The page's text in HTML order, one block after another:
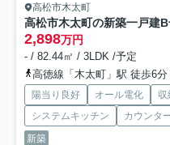
高松市木太町
高松市木太町の新築一戸建
2,898万円
- / 82.44㎡ / 3LDK /予定
高徳線「木太町」駅 徒歩6分
陽当り良好 オール電化 収
システムキッチン
カウンタ
新築